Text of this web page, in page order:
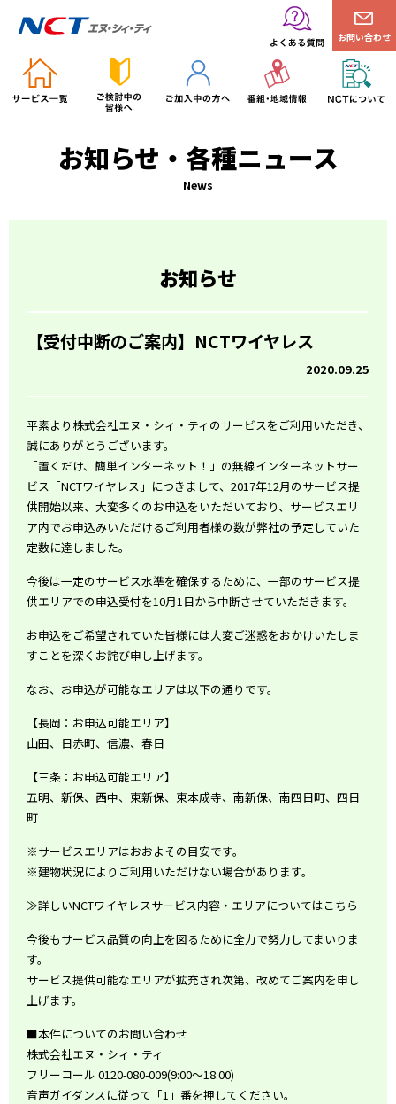
お問い合わせ
お知らせ・各種ニュース
News
お知らせ
【受付中断のご案内】NCTワイヤレス
2020.09.25
平素より株式会社エヌ・シィ・ティのサービスをご利用いただき、
誠にありがとうございます。
「置くだけ、簡単インターネット！」の無線インターネットサー
ビス「NCTワイヤレス」につきまして、2017年12月のサービス提
供開始以来、大変多くのお申込をいただいており、サービスエリ
ア内でお申込みいただけるご利用者様の数が弊社の予定していた
定数に達しました。
今後は一定のサービス水準を確保するために、一部のサービス提
供エリアでの申込受付を10月1日から中断させていただきます。
お申込をご希望されていた皆様には大変ご迷惑をおかけいたしま
すことを深くお詫び申し上げます。
なお、お申込が可能なエリアは以下の通りです。
【長岡：お申込可能エリア】
山田、日赤町、信濃、春日
【三条：お申込可能エリア】
五明、新保、西中、東新保、東本成寺、南新保、南四日町、四日
町
※サービスエリアはおおよその目安です。
※建物状況によりご利用いただけない場合があります。
≫詳しいNCTワイヤレスサービス内容・エリアについてはこちら
今後もサービス品質の向上を図るために全力で努力してまいりま
す。
サービス提供可能なエリアが拡充され次第、改めてご案内を申し
上げます。
■本件についてのお問い合わせ
株式会社エヌ・シィ・ティ
フリーコール 0120-080-009(9:00～18:00)
音声ガイダンスに従って「1」番を押してください。